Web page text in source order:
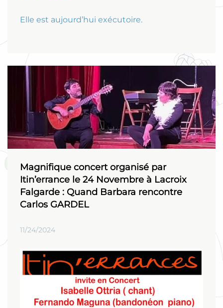
Elle est aujourd’hui exécutoire.
Magnifique concert organisé par
Itin’errance le 24 Novembre à Lacroix
Falgarde : Quand Barbara rencontre
Carlos GARDEL
11/24/2024